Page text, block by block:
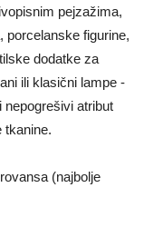
pejzažima,
porcelanske figurine,
dodatke za
ili klasični lampe -
atribut
tkanine.
(najbolje